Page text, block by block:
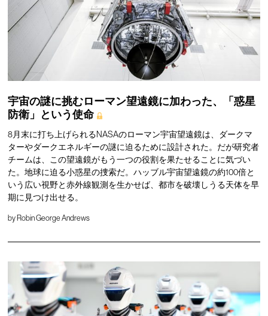
宇宙の謎に挑むローマン望遠鏡に加わった、「惑星
防衛」という使命
8月末に打ち上げられるNASAのローマン宇宙望遠鏡は、ダークマ
ターやダークエネルギーの謎に迫るために設計された。だが研究者
チームは、この望遠鏡がもう一つの役割を果たせることに気づい
た。地球に迫る小惑星の捜索だ。ハッブル宇宙望遠鏡の約100倍と
いう広い視野と赤外線観測を生かせば、都市を破壊しうる天体を早
期に見つけ出せる。
by Robin George Andrews